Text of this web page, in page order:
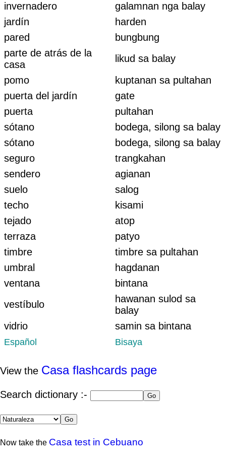
invernadero
galamnan nga balay
jardín
harden
pared
bungbung
parte de atrás de la
casa
likud sa balay
pomo
kuptanan sa pultahan
puerta del jardín
gate
puerta
pultahan
sótano
bodega, silong sa balay
sótano
bodega, silong sa balay
seguro
trangkahan
sendero
agianan
suelo
salog
techo
kisami
tejado
atop
terraza
patyo
timbre
timbre sa pultahan
umbral
hagdanan
ventana
bintana
vestíbulo
hawanan sulod sa
balay
vidrio
samin sa bintana
Español Bisaya
View the Casa flashcards page
Search dictionary :-
Now take the Casa test in Cebuano